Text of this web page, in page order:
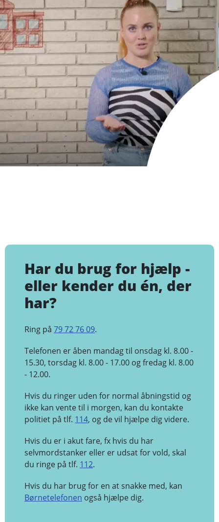
Har du brug for hjælp -
eller kender du én, der
har?
Ring på 79 72 76 09.
Telefonen er åben mandag til onsdag kl. 8.00 -
15.30, torsdag kl. 8.00 - 17.00 og fredag kl. 8.00
- 12.00.
Hvis du ringer uden for normal åbningstid og
ikke kan vente til i morgen, kan du kontakte
politiet på tlf. 114, og de vil hjælpe dig videre.
Hvis du er i akut fare, fx hvis du har
selvmordstanker eller er udsat for vold, skal
du ringe på tlf. 112.
Hvis du har brug for en at snakke med, kan
Børnetelefonen også hjælpe dig.